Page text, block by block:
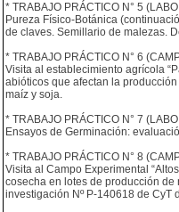
* TRABAJO PRÁCTICO N° 5
Pureza Físico-Botánica
de claves. Semillario de malezas.
* TRABAJO PRÁCTICO N° 6
Visita al establecimiento agrícola
abióticos que afectan la
maíz y soja.
* TRABAJO PRÁCTICO N° 7
Ensayos de Germinación:
* TRABAJO PRÁCTICO N° 8
Visita al Campo Experimental
cosecha en lotes de producción de
investigación Nº P-140618 de CyT